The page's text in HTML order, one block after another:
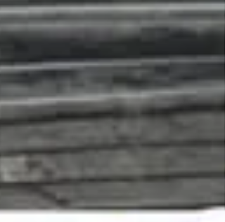
ケースを新品に🙌ラベルも新品😁✨気持ち良いで
すね‼️ オルタネーターも、軸が歪んでいたので交
スポイラーのラバーは964用だったので、930用
交換です‼️ かなり印象が変わってきました🙌 今後
冷房システムも戻していきます✨ その際に網の形
状が変わる為、ウイングにはった網はそれまでの
繋ぎです😽 この車両は今後、かなりのレストア
定なんです🌟 とても楽しみですね😋✨ ありがと
ございました🙌